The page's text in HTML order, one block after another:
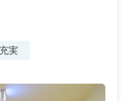
実